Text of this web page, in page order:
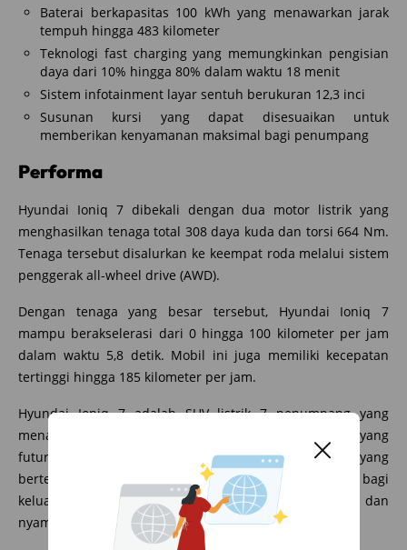
Baterai berkapasitas 100 kWh yang menawarkan jarak
tempuh hingga 483 kilometer
Teknologi fast charging yang memungkinkan pengisian
daya dari 10% hingga 80% dalam waktu 18 menit
Sistem infotainment layar sentuh berukuran 12,3 inci
Susunan kursi yang dapat disesuaikan untuk
memberikan kenyamanan maksimal bagi penumpang
Performa
Hyundai Ioniq 7 dibekali dengan dua motor listrik yang
menghasilkan tenaga total 308 daya kuda dan torsi 664 Nm.
Tenaga tersebut disalurkan ke keempat roda melalui sistem
penggerak all-wheel drive (AWD).
Dengan tenaga yang besar tersebut, Hyundai Ioniq 7
mampu berakselerasi dari 0 hingga 100 kilometer per jam
dalam waktu 5,8 detik. Mobil ini juga memiliki kecepatan
tertinggi hingga 185 kilometer per jam.
Hyundai Ioniq 7 adalah SUV listrik 7 penumpang yang
menawarkan berbagai keunggulan, mulai dari desain yang
futuristik, fitur yang canggih, hingga performa yang
bertenaga. Mobil ini menjadi pilihan yang menarik bagi
keluarga besar yang mencari SUV listrik yang mewah dan
nyaman.